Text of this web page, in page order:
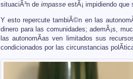
situaciÃ³n de impasse estÃ¡ impidiendo que
Y esto repercute tambiÃ©n en las
dinero para las comunidades; ademÃ¡s,
las autonomÃ­as ven limitados sus
condicionados por las circunstancias